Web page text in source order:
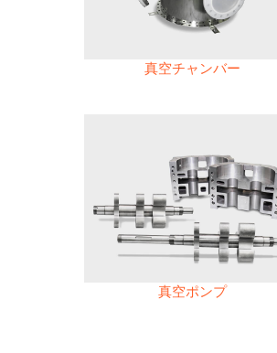
真空チャンバー
真空ポンプ